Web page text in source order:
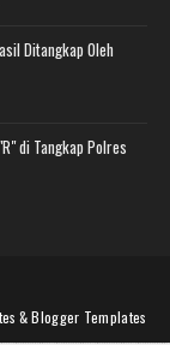
Ditangkap Oleh
di Tangkap Polres
&Blogger Templates